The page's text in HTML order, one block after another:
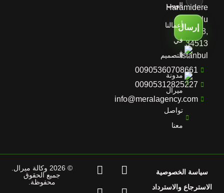
Haramidere
Yolu
D:No:28,
34513
İstanbul
00905360708661
00905312825227
info@meralagency.com
إرسال
الويب
أعمالنا
في
التصميم
مدونة
ميرال
تواصل
معنا
سياسة الخصوصية
الاسترجاع والاسترداد
© 2026 وكالة ميرال.
جميع الحقوق
محفوظة.